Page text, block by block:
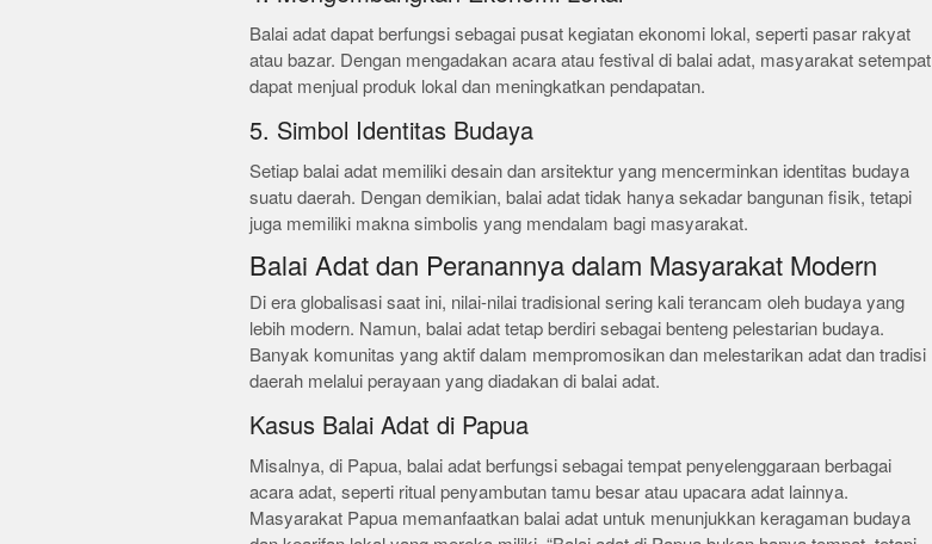
Balai adat dapat berfungsi sebagai pusat kegiatan ekonomi lokal, seperti pasar rakyat
atau bazar. Dengan mengadakan acara atau festival di balai adat, masyarakat setempat
dapat menjual produk lokal dan meningkatkan pendapatan.
5. Simbol Identitas Budaya
Setiap balai adat memiliki desain dan arsitektur yang mencerminkan identitas budaya
suatu daerah. Dengan demikian, balai adat tidak hanya sekadar bangunan fisik, tetapi
juga memiliki makna simbolis yang mendalam bagi masyarakat.
Balai Adat dan Peranannya dalam Masyarakat Modern
Di era globalisasi saat ini, nilai-nilai tradisional sering kali terancam oleh budaya yang
lebih modern. Namun, balai adat tetap berdiri sebagai benteng pelestarian budaya.
Banyak komunitas yang aktif dalam mempromosikan dan melestarikan adat dan tradisi
daerah melalui perayaan yang diadakan di balai adat.
Kasus Balai Adat di Papua
Misalnya, di Papua, balai adat berfungsi sebagai tempat penyelenggaraan berbagai
acara adat, seperti ritual penyambutan tamu besar atau upacara adat lainnya.
Masyarakat Papua memanfaatkan balai adat untuk menunjukkan keragaman budaya